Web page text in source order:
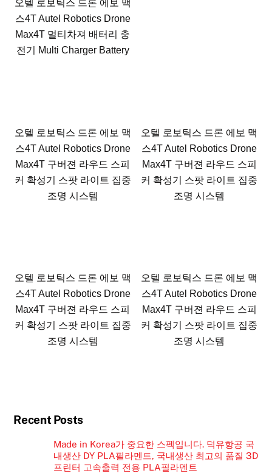
오텔 로보틱스 드론 에보 맥
스4T Autel Robotics Drone
Max4T 멀티차져 배터리 충
전기 Multi Charger Battery
오텔 로보틱스 드론 에보 맥
스4T Autel Robotics Drone
Max4T 구버젼 라우드 스피
커 확성기 스팟 라이트 집중
조명 시스템
오텔 로보틱스 드론 에보 맥
스4T Autel Robotics Drone
Max4T 구버젼 라우드 스피
커 확성기 스팟 라이트 집중
조명 시스템
오텔 로보틱스 드론 에보 맥
스4T Autel Robotics Drone
Max4T 구버젼 라우드 스피
커 확성기 스팟 라이트 집중
조명 시스템
오텔 로보틱스 드론 에보 맥
스4T Autel Robotics Drone
Max4T 구버젼 라우드 스피
커 확성기 스팟 라이트 집중
조명 시스템
Recent Posts
Made in Korea가 중요한 스펙입니다. 덕유항공 국
내생산 DY PLA필라멘트, 국내생산 최고의 품질 3D
프린터 고속출력 전용 PLA필라멘트